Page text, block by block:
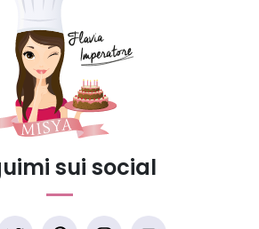
sui social